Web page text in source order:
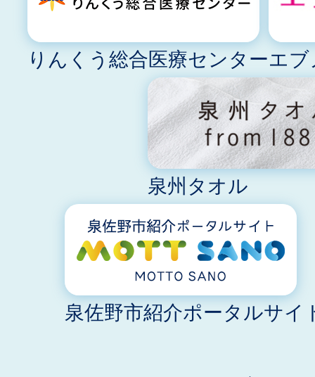
りんくう総合医療センターエブ
泉州タオル
泉佐野市紹介ポータルサイ